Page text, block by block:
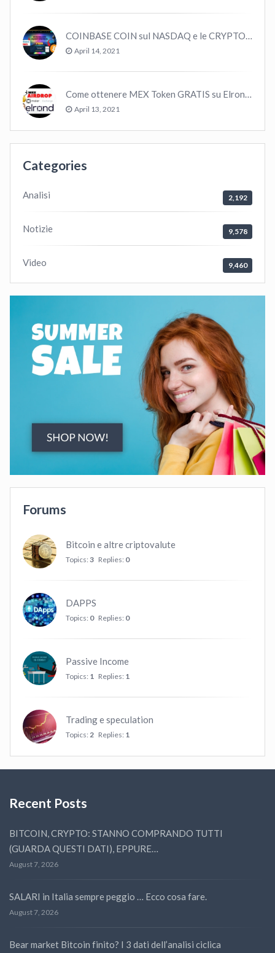
April 14, 2021
April 13, 2021
Categories
Analisi 2,192
Notizie 9,578
Video 9,460
Forums
Bitcoin e altre criptovalute
Topics: 3 Replies: 0
DAPPS
Topics: 0 Replies: 0
Passive Income
Topics: 1 Replies: 1
Trading e speculation
Topics: 2 Replies: 1
Recent Posts
BITCOIN, CRYPTO: STANNO COMPRANDO TUTTI
(GUARDA QUESTI DATI), EPPURE…
August 7, 2026
SALARI in Italia sempre peggio … Ecco cosa fare.
August 7, 2026
Bear market Bitcoin finito? I 3 dati dell’analisi ciclica